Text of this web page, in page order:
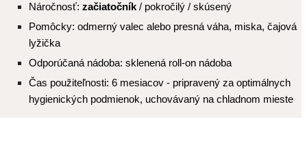
Náročnosť: začiatočník / pokročilý / skúsený
Pomôcky: odmerný valec alebo presná váha, miska, čajová
lyžička
Odporúčaná nádoba: sklenená roll-on nádoba
Čas použiteľnosti: 6 mesiacov - pripravený za optimálnych
hygienických podmienok, uchovávaný na chladnom mieste